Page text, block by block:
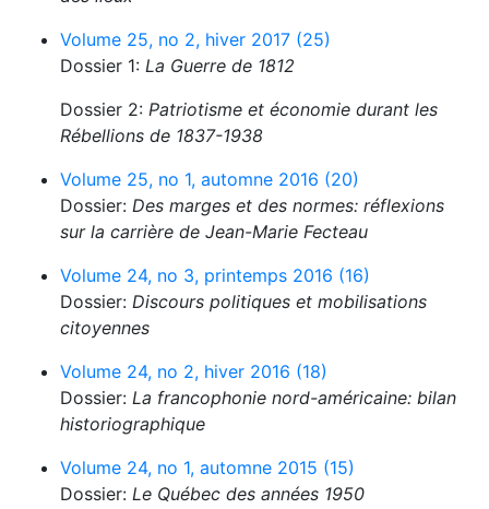
Volume 25, no 2, hiver 2017 (25)
Dossier 1: La Guerre de 1812
Dossier 2: Patriotisme et économie durant les
Rébellions de 1837-1938
Volume 25, no 1, automne 2016 (20)
Dossier: Des marges et des normes: réflexions
sur la carrière de Jean-Marie Fecteau
Volume 24, no 3, printemps 2016 (16)
Dossier: Discours politiques et mobilisations
citoyennes
Volume 24, no 2, hiver 2016 (18)
Dossier: La francophonie nord-américaine: bilan
historiographique
Volume 24, no 1, automne 2015 (15)
Dossier: Le Québec des années 1950